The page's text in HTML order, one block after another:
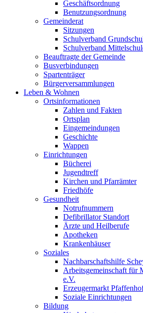
Geschäftsordnung
Benutzungsordnung
Gemeinderat
Sitzungen
Schulverband
Schulverband
Beauftragte der Gemeinde
Busverbindungen
Spartenträger
Bürgerversammlungen
Leben & Wohnen
Ortsinformationen
Zahlen und Fakten
Ortsplan
Eingemeindungen
Geschichte
Wappen
Einrichtungen
Bücherei
Jugendtreff
Kirchen und Pfarrämter
Friedhöfe
Gesundheit
Notrufnummern
Defibrillator Standort
Ärzte und Heilberufe
Apotheken
Krankenhäuser
Soziales
Nachbarschaftshilfe
Arbeitsgemeinschaft für
e.V.
Erzeugermarkt
Soziale Einrichtungen
Bildung